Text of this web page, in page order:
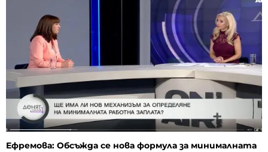
Ефремова: Обсъжда се нова формула за минималната